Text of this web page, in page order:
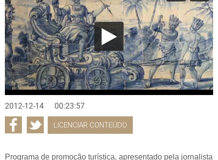
2012-12-14 00:23:57
LICENCIAR CONTEÚDO
Programa de promoção turística, apresentado pela jornalista